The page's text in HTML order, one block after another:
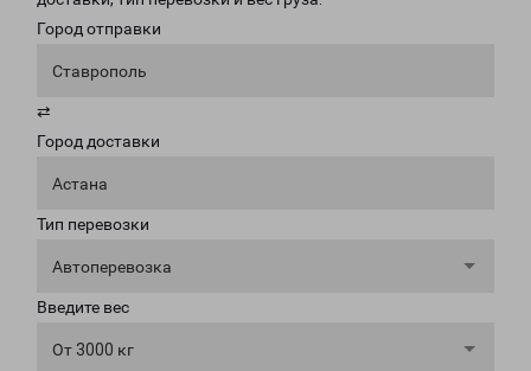
Город отправки
Ставрополь
⇄
Город доставки
Астана
Тип перевозки
Автоперевозка
Введите вес
От 3000 кг